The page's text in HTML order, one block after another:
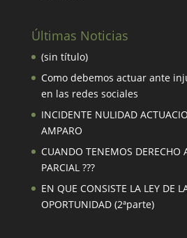
Últimas Noticias
(sin título)
Como debemos actuar ante
en las redes sociales
INCIDENTE NULIDAD
AMPARO
CUANDO TENEMOS DERECHO
PARCIAL ???
EN QUE CONSISTE LA LEY DE
OPORTUNIDAD (2ªparte)